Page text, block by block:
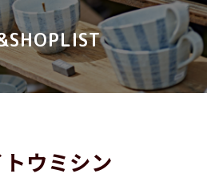
ウミシン